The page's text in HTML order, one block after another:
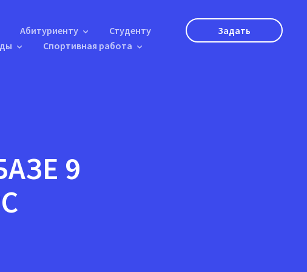
Абитуриенту
Студенту
Спортивная работа
Задать
9